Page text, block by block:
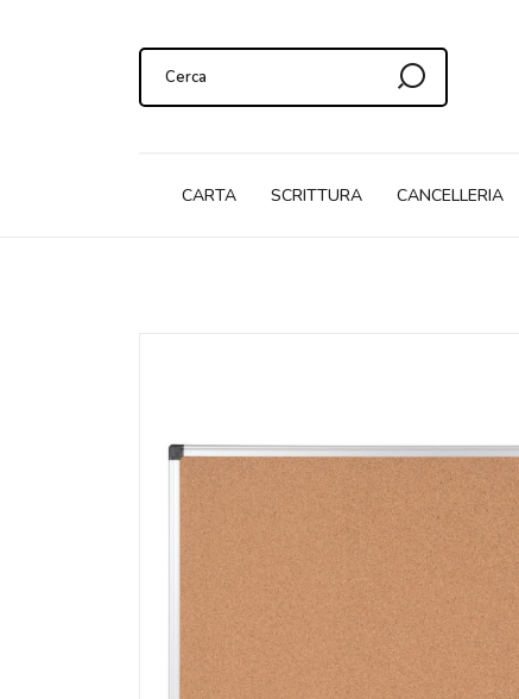
CARTA SCRITTURA CANCELLERIA